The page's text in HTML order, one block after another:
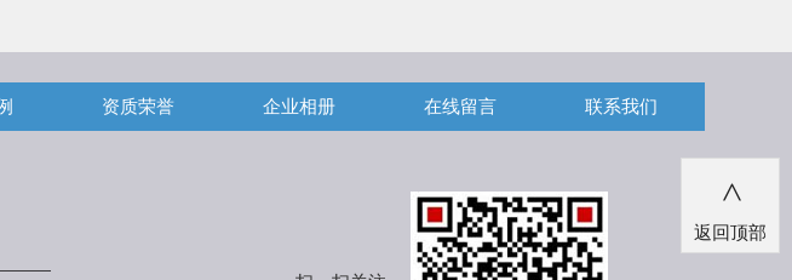
资质荣誉 企业相册 在线留言 联系我们
>
返回顶部